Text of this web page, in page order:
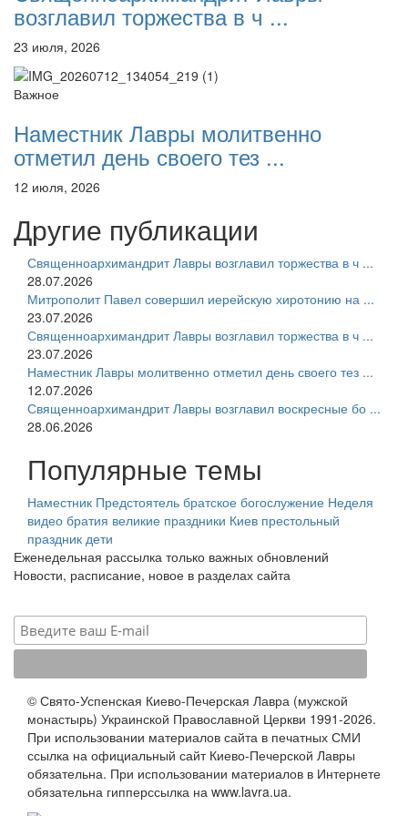
возглавил торжества в ч ...
23 июля, 2026
Важное
Наместник Лавры молитвенно
отметил день своего тез ...
12 июля, 2026
Другие публикации
Священноархимандрит Лавры возглавил торжества в ч ...
28.07.2026
Митрополит Павел совершил иерейскую хиротонию на ...
23.07.2026
Священноархимандрит Лавры возглавил торжества в ч ...
23.07.2026
Наместник Лавры молитвенно отметил день своего тез ...
12.07.2026
Священноархимандрит Лавры возглавил воскресные бо ...
28.06.2026
Популярные темы
Наместник Предстоятель братское богослужение Неделя
видео братия великие праздники Киев престольный
праздник дети
Еженедельная рассылка только важных обновлений
Новости, расписание, новое в разделах сайта
© Свято-Успенская Киево-Печерская Лавра (мужской
монастырь) Украинской Православной Церкви 1991-2026.
При использовании материалов сайта в печатных СМИ
ссылка на официальный сайт Киево-Печерской Лавры
обязательна. При использовании материалов в Интернете
обязательна гипперссылка на www.lavra.ua.